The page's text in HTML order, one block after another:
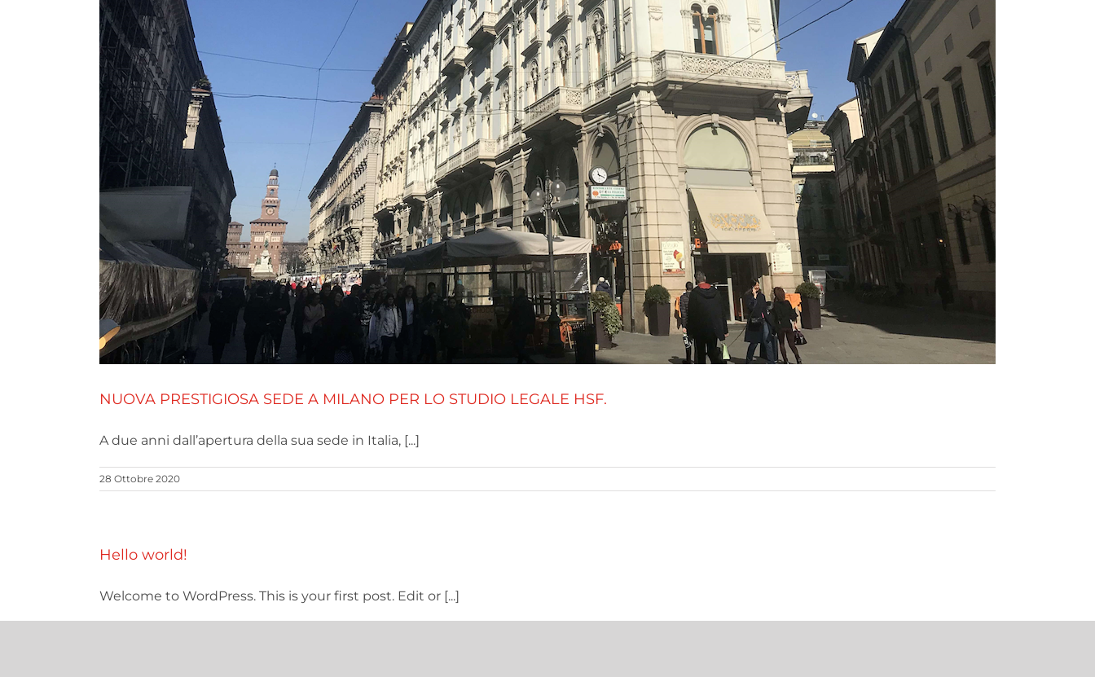
NUOVA PRESTIGIOSA SEDE A MILANO PER LO STUDIO LEGALE HSF.
A due anni dall’apertura della sua sede in Italia, [...]
28 Ottobre 2020
Hello world!
Welcome to WordPress. This is your first post. Edit or [...]